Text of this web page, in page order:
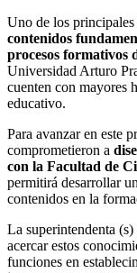
Uno de los principales
contenidos
procesos formativos
Universidad Arturo
cuenten con mayores
educativo.
Para avanzar en este
comprometieron a
con la Facultad de
permitirá desarrollar
contenidos en la
La superintendenta
acercar estos
funciones en